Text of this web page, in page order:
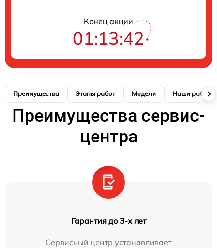
Конец акции
01:13:41
Преимущества Этапы работ Модели Наши работы
Преимущества сервис-
центра
Гарантия до 3-х лет
Сервисный центр устанавливает